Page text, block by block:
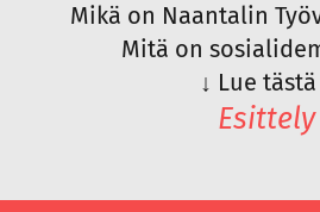
Mikä on Naantalin
Mitä on
↓ Lue tästä
Esittely